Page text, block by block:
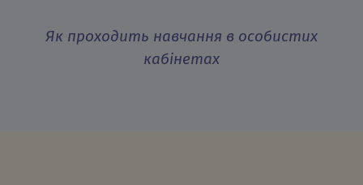
Як проходить навчання в особистих
кабінетах